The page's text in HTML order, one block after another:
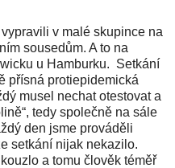
v malé skupince na
sousedům. A to na
u Hamburku. Setkání
přísná protiepidemická
musel nechat otestovat a
tedy společně na sále
den jsme prováděli
setkání nijak nekazilo.
a tomu člověk téměř